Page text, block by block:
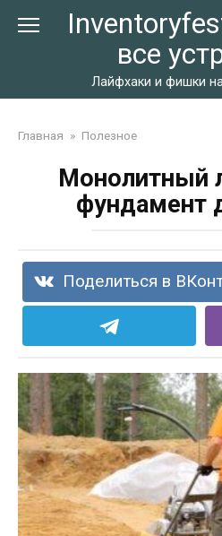
все
Лайфхаки и фишки
Главная » Полезное
Монолитный
фундамент
Поделиться в